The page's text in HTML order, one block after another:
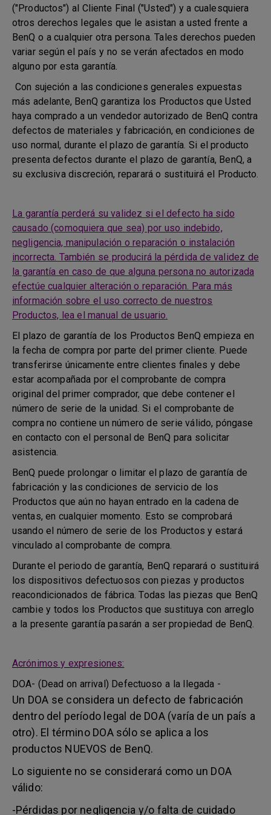
("Productos") al Cliente Final ("Usted") y a cualesquiera
otros derechos legales que le asistan a usted frente a
BenQ o a cualquier otra persona. Tales derechos pueden
variar según el país y no se verán afectados en modo
alguno por esta garantía.
Con sujeción a las condiciones generales expuestas
más adelante, BenQ garantiza los Productos que Usted
haya comprado a un vendedor autorizado de BenQ contra
defectos de materiales y fabricación, en condiciones de
uso normal, durante el plazo de garantía. Si el producto
presenta defectos durante el plazo de garantía, BenQ, a
su exclusiva discreción, reparará o sustituirá el Producto.
La garantía perderá su validez si el defecto ha sido
causado (comoquiera que sea) por uso indebido,
negligencia, manipulación o reparación o instalación
incorrecta. También se producirá la pérdida de validez de
la garantía en caso de que alguna persona no autorizada
efectúe cualquier alteración o reparación. Para más
información sobre el uso correcto de nuestros
Productos, lea el manual de usuario.
El plazo de garantía de los Productos BenQ empieza en
la fecha de compra por parte del primer cliente. Puede
transferirse únicamente entre clientes finales y debe
estar acompañada por el comprobante de compra
original del primer comprador, que debe contener el
número de serie de la unidad. Si el comprobante de
compra no contiene un número de serie válido, póngase
en contacto con el personal de BenQ para solicitar
asistencia.
BenQ puede prolongar o limitar el plazo de garantía de
fabricación y las condiciones de servicio de los
Productos que aún no hayan entrado en la cadena de
ventas, en cualquier momento. Esto se comprobará
usando el número de serie de los Productos y estará
vinculado al comprobante de compra.
Durante el periodo de garantía, BenQ reparará o sustituirá
los dispositivos defectuosos con piezas y productos
reacondicionados de fábrica. Todas las piezas que BenQ
cambie y todos los Productos que sustituya con arreglo
a la presente garantía pasarán a ser propiedad de BenQ.
Acrónimos y expresiones:
DOA- (Dead on arrival) Defectuoso a la llegada -
Un DOA se considera un defecto de fabricación
dentro del período legal de DOA (varía de un país a
otro). El término DOA sólo se aplica a los
productos NUEVOS de BenQ.
Lo siguiente no se considerará como un DOA
válido:
-Pérdidas por negligencia y/o falta de cuidado